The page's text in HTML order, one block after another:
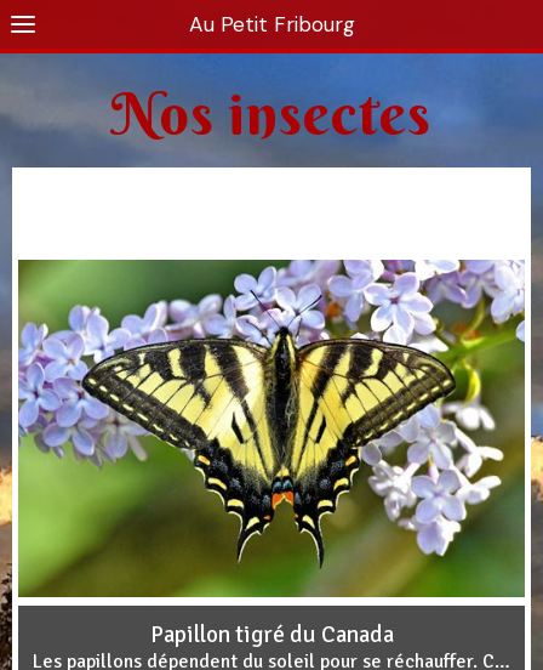
Au Petit Fribourg
Nos insectes
Papillon tigré du Canada
Les papillons dépendent du soleil pour se réchauffer. Contrairement aux humains ou les autres mammifères qui peuvent se réchauffer eux-mêmes.